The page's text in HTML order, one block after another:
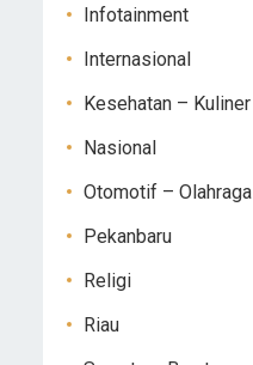
Infotainment
Internasional
Kesehatan – Kuliner
Nasional
Otomotif – Olahraga
Pekanbaru
Religi
Riau